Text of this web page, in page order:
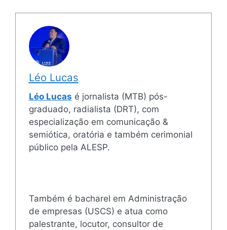
Léo Lucas
Léo Lucas é jornalista (MTB) pós-
graduado, radialista (DRT), com
especialização em comunicação &
semiótica, oratória e também cerimonial
público pela ALESP.
Também é bacharel em Administração
de empresas (USCS) e atua como
palestrante, locutor, consultor de